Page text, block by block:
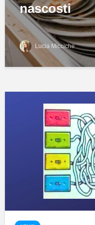
nascosti
Lucia Micciche